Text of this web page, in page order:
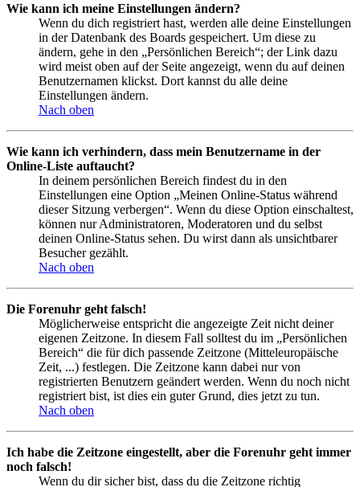
Wie kann ich meine Einstellungen ändern?
Wenn du dich registriert hast, werden alle deine Einstellungen
in der Datenbank des Boards gespeichert. Um diese zu
ändern, gehe in den „Persönlichen Bereich“; der Link dazu
wird meist oben auf der Seite angezeigt, wenn du auf deinen
Benutzernamen klickst. Dort kannst du alle deine
Einstellungen ändern.
Nach oben
Wie kann ich verhindern, dass mein Benutzername in der
Online-Liste auftaucht?
In deinem persönlichen Bereich findest du in den
Einstellungen eine Option „Meinen Online-Status während
dieser Sitzung verbergen“. Wenn du diese Option einschaltest,
können nur Administratoren, Moderatoren und du selbst
deinen Online-Status sehen. Du wirst dann als unsichtbarer
Besucher gezählt.
Nach oben
Die Forenuhr geht falsch!
Möglicherweise entspricht die angezeigte Zeit nicht deiner
eigenen Zeitzone. In diesem Fall solltest du im „Persönlichen
Bereich“ die für dich passende Zeitzone (Mitteleuropäische
Zeit, ...) festlegen. Die Zeitzone kann dabei nur von
registrierten Benutzern geändert werden. Wenn du noch nicht
registriert bist, ist dies ein guter Grund, dies jetzt zu tun.
Nach oben
Ich habe die Zeitzone eingestellt, aber die Forenuhr geht immer
noch falsch!
Wenn du dir sicher bist, dass du die Zeitzone richtig